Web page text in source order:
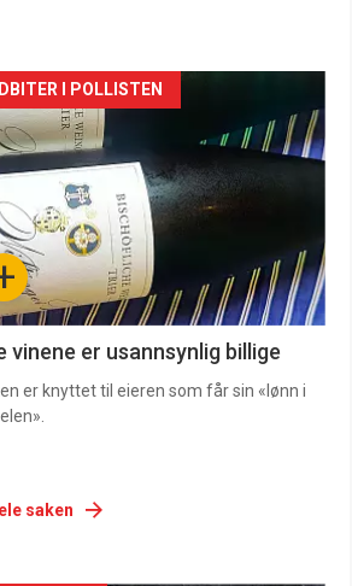
I POLLISTEN
vinene er usannsynlig billige
er knyttet til eieren som får sin «lønn i
saken